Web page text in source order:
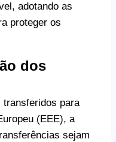
adotando as
proteger os
dos
transferidos para
(EEE), a
sejam